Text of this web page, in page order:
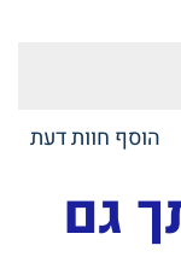
הוסף חוות דעת
גם